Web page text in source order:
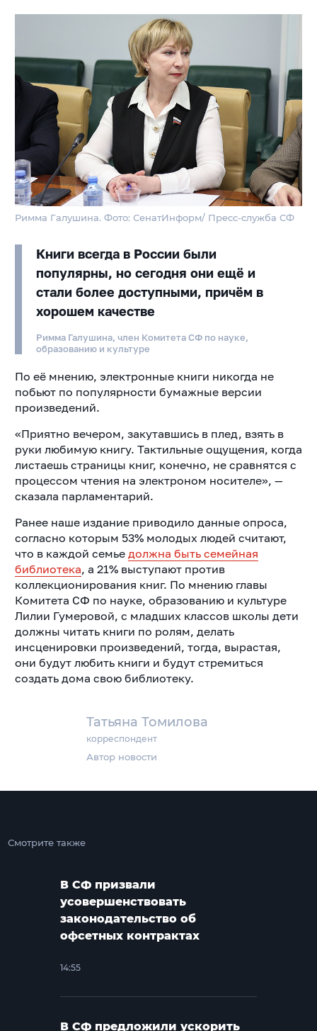
Татьяна Томилова
корреспондент
Автор новости
Римма Галушина. Фото: СенатИнформ/ Пресс-служба СФ
Книги всегда в России были
популярны, но сегодня они ещё и
стали более доступными, причём в
хорошем качестве
Римма Галушина, член Комитета СФ по науке,
образованию и культуре
По её мнению, электронные книги никогда не
побьют по популярности бумажные версии
произведений.
«Приятно вечером, закутавшись в плед, взять в
руки любимую книгу. Тактильные ощущения, когда
листаешь страницы книг, конечно, не сравнятся с
процессом чтения на электроном носителе», —
сказала парламентарий.
Ранее наше издание приводило данные опроса,
согласно которым 53% молодых людей считают,
что в каждой семье должна быть семейная
библиотека, а 21% выступают против
коллекционирования книг. По мнению главы
Комитета СФ по науке, образованию и культуре
Лилии Гумеровой, с младших классов школы дети
должны читать книги по ролям, делать
инсценировки произведений, тогда, вырастая,
они будут любить книги и будут стремиться
создать дома свою библиотеку.
Смотрите также
В СФ призвали
усовершенствовать
законодательство об
офсетных контрактах
14:55
В СФ предложили ускорить